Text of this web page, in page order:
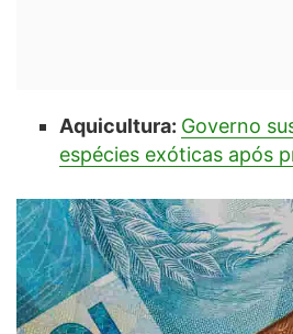
Aquicultura: Governo
espécies exóticas após